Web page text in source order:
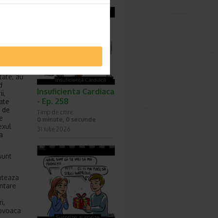
au
de
Insuficienta Cardiaca
- Ep. 258
Timp de citire:
0 minute, 0 secunde
31 iulie 2026